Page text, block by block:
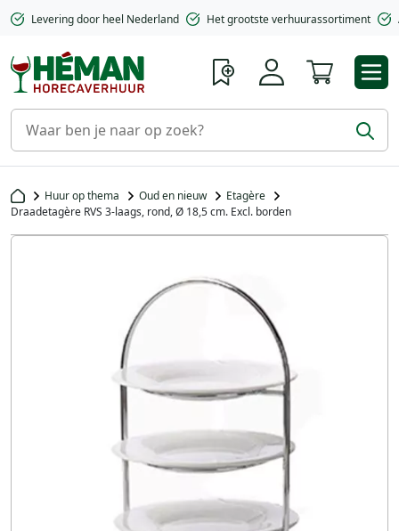
Levering door heel Nederland Het grootste verhuurassortiment
Huur op thema Oud en nieuw
Etagère
Draadetagère RVS 3-laags, rond, Ø 18,5 cm. Excl. borden